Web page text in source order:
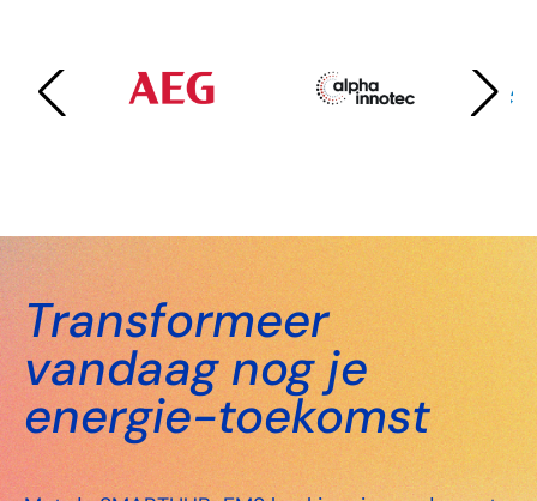
Transformeer
vandaag nog je
energie-toekomst